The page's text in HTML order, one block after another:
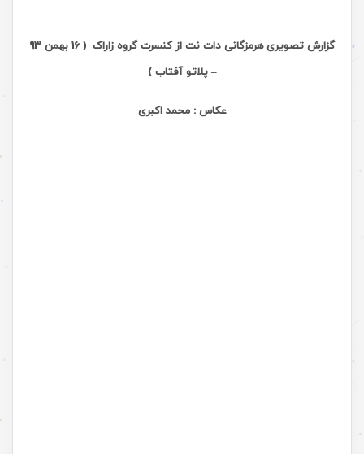
گزارش تصویری هرمزگانی دات نت از کنسرت گروه زاراک ( 16 بهمن 93
– پلاتو آفتاب )
عکاس : محمد اکبری